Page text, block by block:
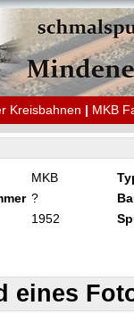
Kreisbahnen | MKB
MKB
?
1952
eines